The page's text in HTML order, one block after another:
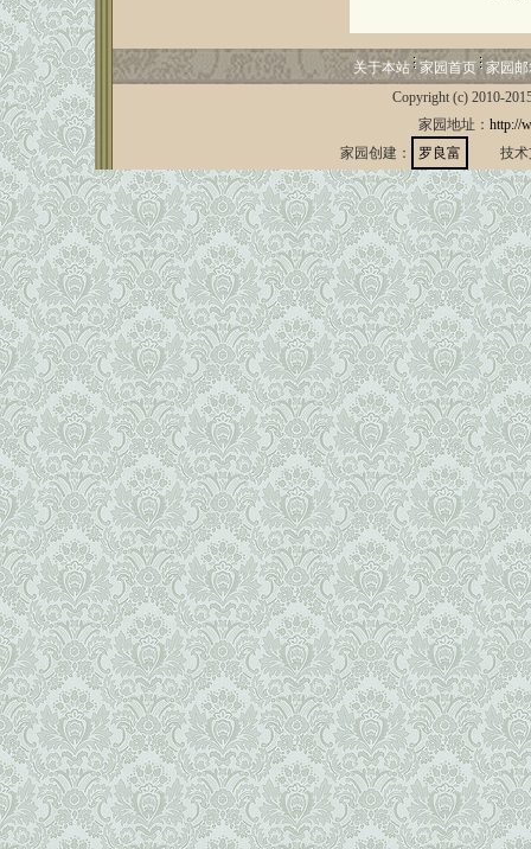
关于本站 家园首页 家园
Copyright (c) 2010-
家园地址： http://
家园创建：
罗良富 技术